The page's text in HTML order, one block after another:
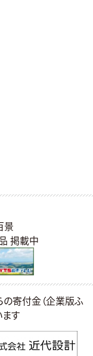
産
造物
樹木
について
目８番１号
景
掲載中
寄付金（企業版ふ
す